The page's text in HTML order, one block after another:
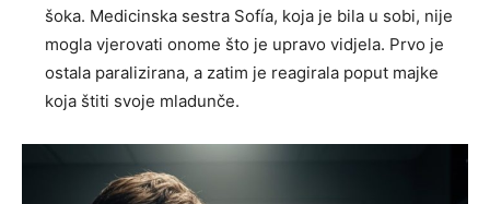
šoka. Medicinska sestra Sofía, koja je bila u sobi, nije
mogla vjerovati onome što je upravo vidjela. Prvo je
ostala paralizirana, a zatim je reagirala poput majke
koja štiti svoje mladunče.